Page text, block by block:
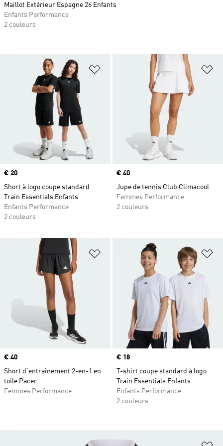
Ajouter à la Liste de produits
Prix
€ 20
Short à logo coupe standard
Train Essentials Enfants
Enfants Performance
2 couleurs
Prix
€ 40
Jupe de tennis Club Climacool
Femmes Performance
2 couleurs
Ajouter à la Liste de produits
Prix
€ 40
Short d’entraînement 2-en-1 en
toile Pacer
Femmes Performance
Prix
€ 18
T-shirt coupe standard à logo
Train Essentials Enfants
Enfants Performance
2 couleurs
Maillot Extérieur Espagne 26 Enfants
Enfants Performance
2 couleurs